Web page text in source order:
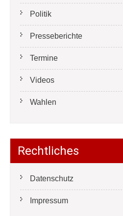
Politik
Presseberichte
Termine
Videos
Wahlen
Rechtliches
Datenschutz
Impressum